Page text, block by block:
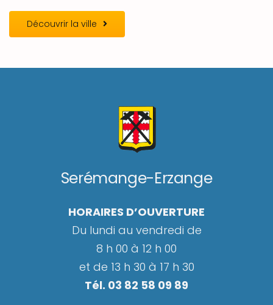
Découvrir la ville
Serémange-Erzange
HORAIRES D’OUVERTURE
Du lundi au vendredi de
8 h 00 à 12 h 00
et de 13 h 30 à 17 h 30
Tél. 03 82 58 09 89